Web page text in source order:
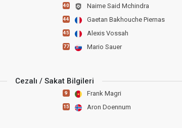
40 Naime Said Mchindra
44 Gaetan Bakhouche Piernas
45 Alexis Vossah
77 Mario Sauer
Cezalı / Sakat Bilgileri
9 Frank Magri
15 Aron Doennum